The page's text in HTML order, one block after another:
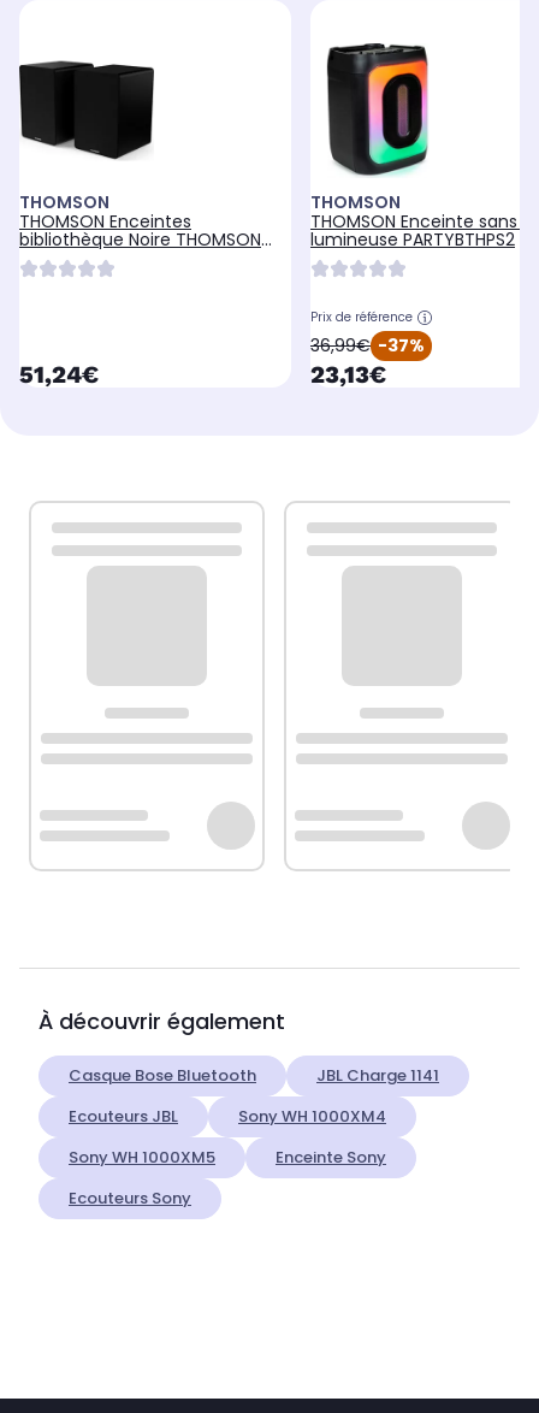
THOMSON
THOMSON Enceintes
bibliothèque Noire THOMSON
WS4
currentPrice
51,24€
THOMSON
THOMSON Enceinte sans fil
lumineuse PARTYBTHPS2
Prix de référence
oldPrice
36,99€ -37%
currentPrice
23,13€
À découvrir également
Casque Bose Bluetooth
JBL Charge 1141
Ecouteurs JBL
Sony WH 1000XM4
Sony WH 1000XM5
Enceinte Sony
Ecouteurs Sony